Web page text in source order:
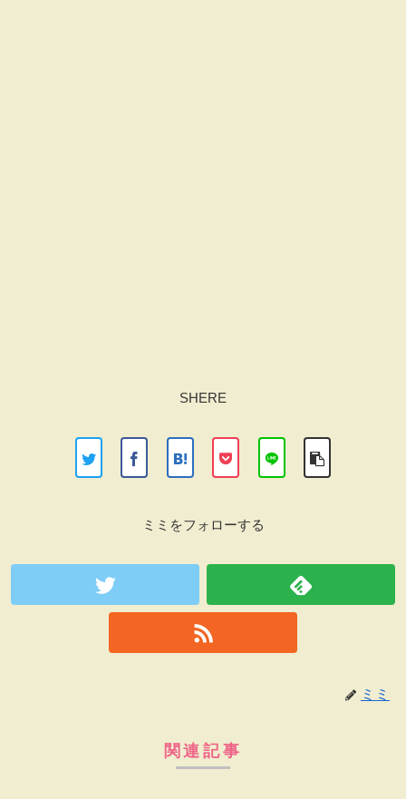
SHERE
ミミをフォローする
ミミ
関連記事